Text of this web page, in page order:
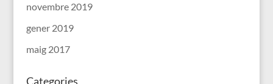
novembre 2019
gener 2019
maig 2017
Categories